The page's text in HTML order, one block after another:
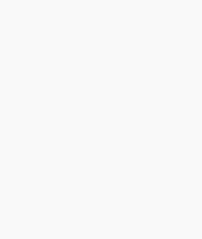
Sweden (TMHMS) on osa Toyota
on toimintaa yli 30 maassa ja yli 40
tehtaalla Toyota suunnittelee ja
jotka
luotettavuudelle ja
ja sen Just-in-
on riippuvainen
vaikuttaa tuotantovirtaan ja
ja turvallisuuden
käyttää tuhansia mittauslaitteita,
ja yleismittareita.